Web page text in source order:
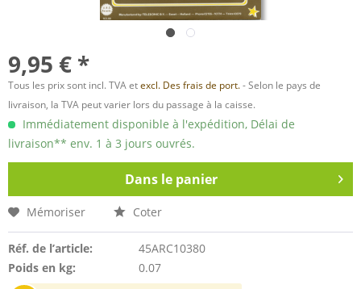
9,95 € *
Tous les prix sont incl. TVA etexcl. Des frais de port.- Selon le pays de
livraison, la TVA peut varier lors du passage à la caisse.
Immédiatement disponible à l'expédition, Délai de
livraison** env. 1 à 3 jours ouvrés.
Dans le panier
Mémoriser Coter
Réf. de l’article:
45ARC10380
Poids en kg:
0.07